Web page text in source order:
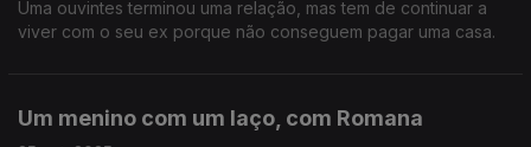
Uma ouvintes terminou uma relação, mas tem de continuar a
viver com o seu ex porque não conseguem pagar uma casa.
Um menino com um laço, com Romana